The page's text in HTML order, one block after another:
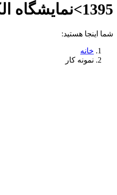
1395>نمایشگاه الکامپ
شما اینجا هستید:
خانه
نمونه کار